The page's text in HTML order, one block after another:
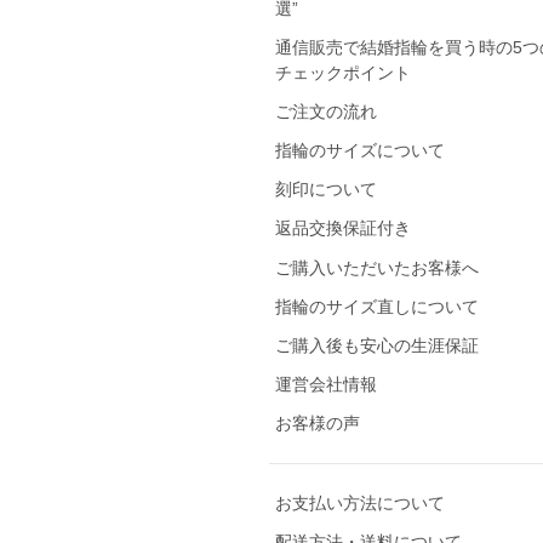
選”
通信販売で結婚指輪を買う時の5つ
チェックポイント
ご注文の流れ
指輪のサイズについて
刻印について
返品交換保証付き
ご購入いただいたお客様へ
指輪のサイズ直しについて
ご購入後も安心の生涯保証
運営会社情報
お客様の声
お支払い方法について